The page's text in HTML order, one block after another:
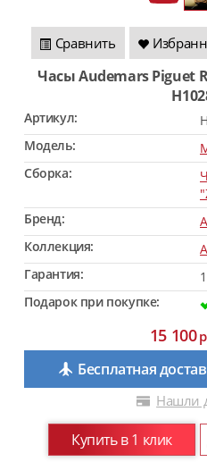
Сравнить
Часы Audemars Piguet Royal Oak Chronograph
Артикул:
Модель:
Сборка:
Бренд:
Коллекция:
Гарантия:
Подарок при покупке:
15 100
Бесплатная
Нашли
Купить в 1 клик